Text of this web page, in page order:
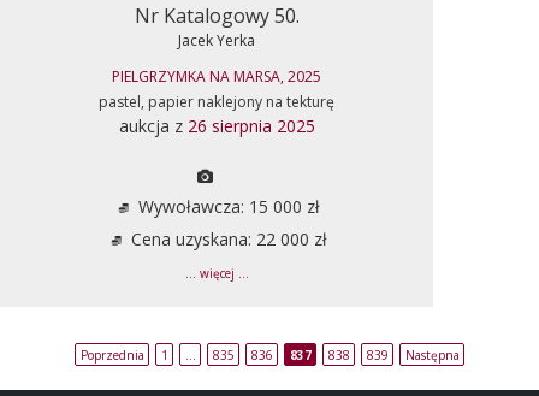
Nr Katalogowy 50.
Jacek Yerka
PIELGRZYMKA NA MARSA, 2025
pastel, papier naklejony na tekturę
aukcja z 26 sierpnia 2025
Wywoławcza: 15 000 zł
Cena uzyskana: 22 000 zł
... więcej ...
Poprzednia 1 835 836 837 838 839 Następna